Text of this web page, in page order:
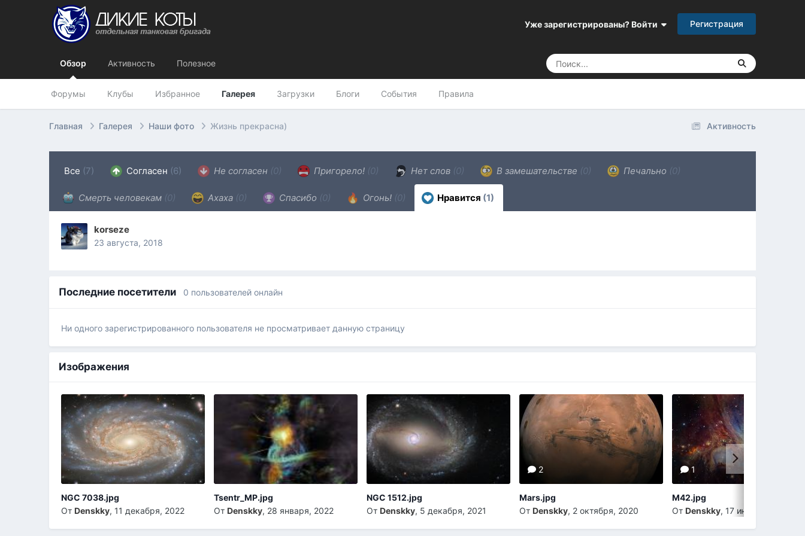
Уже зарегистрированы? Войти Регистрация
Обзор
Форумы Клубы Избранное Галерея Загрузки Блоги События Правила
Активность Полезное
Активность
Главная Галерея Наши фото Жизнь прекрасна)
Все (7) Согласен (6) Не согласен (0) Пригорело! (0) Нет слов (0) В замешательстве (0) Печально (0)
Смерть человекам (0) Ахаха (0) Спасибо (0) Огонь! (0) Нравится (1)
korseze
23 августа, 2018
Последние посетители 0 пользователей онлайн
Ни одного зарегистрированного пользователя не просматривает данную страницу
Изображения
NGC 7038.jpg
От Denskky, 11 декабря, 2022
Tsentr_MP.jpg
От Denskky, 28 января, 2022
NGC 1512.jpg
От Denskky, 5 декабря, 2021
2
Mars.jpg
От Denskky, 2 октября, 2020
1
M42.jpg
От Denskky, 17 июня, 2020